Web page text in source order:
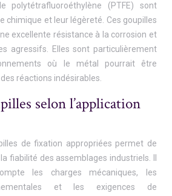
polytétrafluoroéthylène (PTFE) sont
chimique et leur légèreté. Ces goupilles
excellente résistance à la corrosion et
agressifs. Elles sont particulièrement
où le métal pourrait être
réactions indésirables.
selon l’application
de fixation appropriées permet de
fiabilité des assemblages industriels. Il
les charges mécaniques, les
et les exigences de